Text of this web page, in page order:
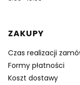
Linki w stopce
ZAKUPY
Czas realizacji
Formy płatności
Koszt dostawy